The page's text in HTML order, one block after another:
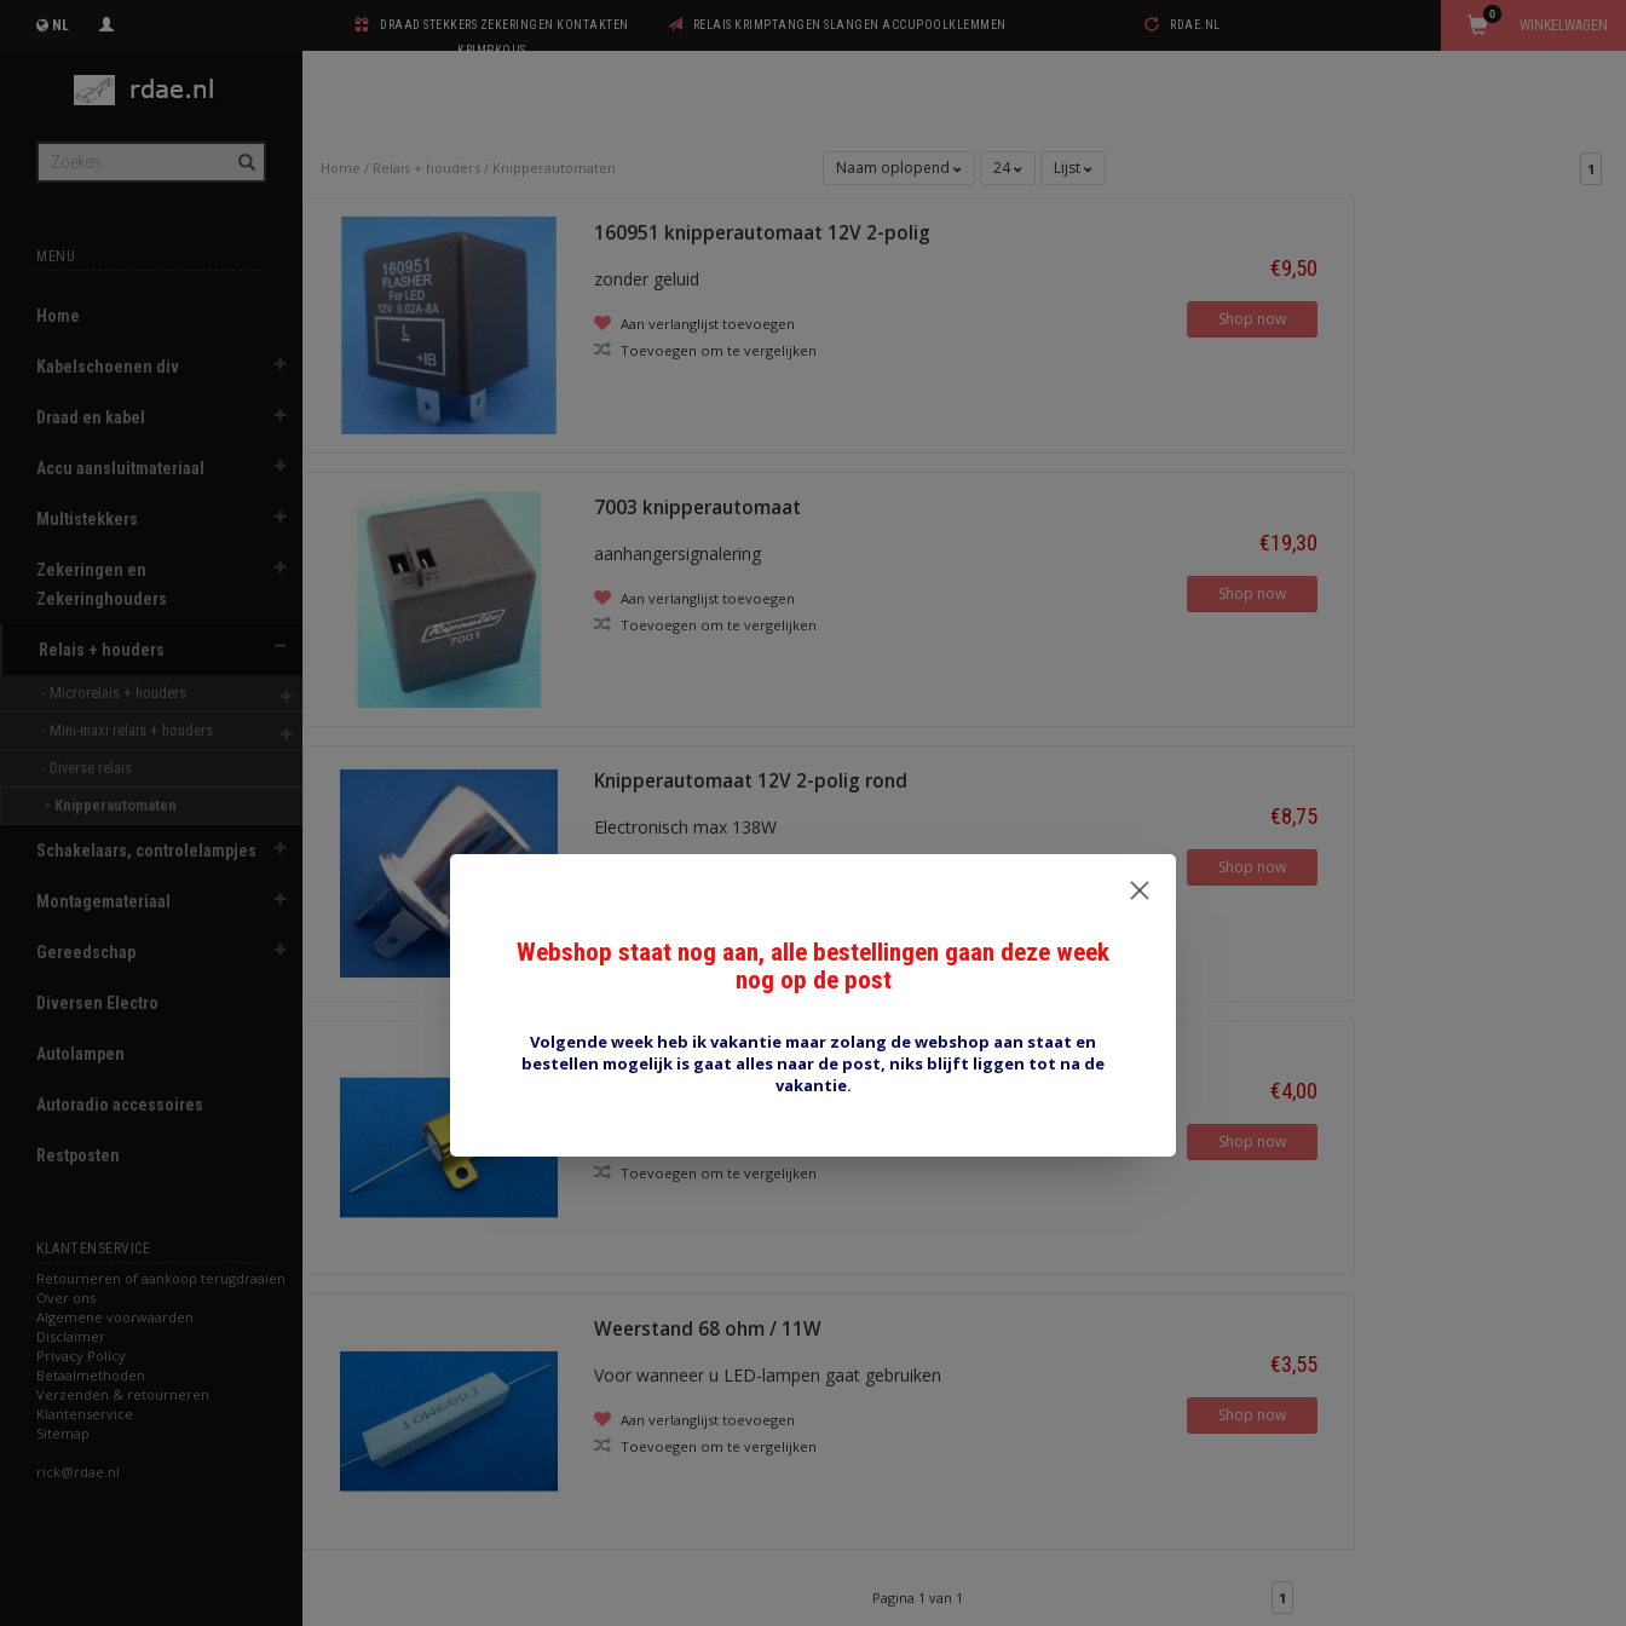
NL
DRAAD STEKKERS ZEKERINGEN KONTAKTEN
KRIMPKOUS
RELAIS KRIMPTANGEN SLANGEN ACCUPOOLKLEMMEN RDAE.NL WINKELWAGEN
0
MENU
Home
Kabelschoenen div
Draad en kabel
Accu aansluitmateriaal
Multistekkers
Zekeringen en
Zekeringhouders
Relais + houders
- Microrelais + houders
- Mini-maxi relais + houders
- Diverse relais
- Knipperautomaten
Schakelaars, controlelampjes
Montagemateriaal
Gereedschap
Diversen Electro
Autolampen
Autoradio accessoires
Restposten
KLANTENSERVICE
Retourneren of aankoop terugdraaien
Over ons
Algemene voorwaarden
Disclaimer
Privacy Policy
Betaalmethoden
Verzenden & retourneren
Klantenservice
Sitemap
rick@rdae.nl
Home / Relais + houders / Knipperautomaten Naam oplopend 24 Lijst 1
160951 knipperautomaat 12V 2-polig
zonder geluid
Aan verlanglijst toevoegen
Toevoegen om te vergelijken
€9,50
Shop now
7003 knipperautomaat
aanhangersignalering
Aan verlanglijst toevoegen
Toevoegen om te vergelijken
€19,30
Shop now
Knipperautomaat 12V 2-polig rond
Electronisch max 138W €8,75
Shop now
Weerstand 68 ohm / 10W heatsink
Toevoegen om te vergelijken
€4,00
Shop now
Weerstand 68 ohm / 11W
Voor wanneer u LED-lampen gaat gebruiken
Aan verlanglijst toevoegen
Toevoegen om te vergelijken
€3,55
Shop now
Pagina 1 van 1 1
Webshop staat nog aan, alle bestellingen gaan deze week
nog op de post
Volgende week heb ik vakantie maar zolang de webshop aan staat en
bestellen mogelijk is gaat alles naar de post, niks blijft liggen tot na de
vakantie.